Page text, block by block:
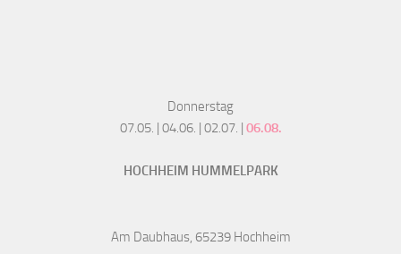
Donnerstag
07.05. | 04.06. | 02.07. | 06.08.
HOCHHEIM HUMMELPARK
Am Daubhaus, 65239 Hochheim